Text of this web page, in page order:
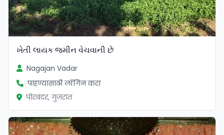
ખેતી લાયક જમીન વેચવાની છે
Nagajan Vadar
पाहण्यासाठी लॉगिन करा
पोरबंदर, गुजरात